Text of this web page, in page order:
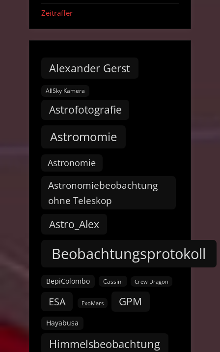
Zeitraffer
Alexander Gerst
AllSky Kamera
Astrofotografie
Astromomie
Astronomie
Astronomiebeobachtung
ohne Teleskop
Astro_Alex
Beobachtungsprotokoll
BepiColombo Cassini Crew Dragon
ESA ExoMars GPM
Hayabusa
Himmelsbeobachtung